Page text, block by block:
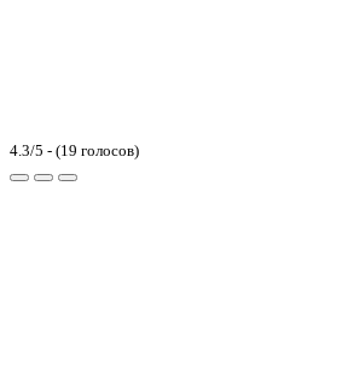
4.3/5 - (19 голосов)